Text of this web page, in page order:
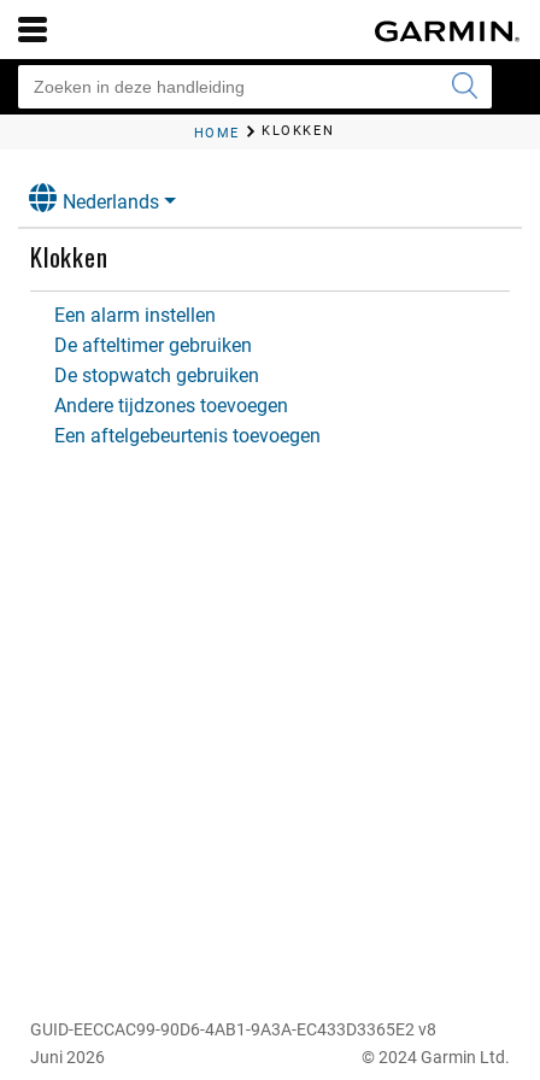
HOME KLOKKEN
Nederlands
Klokken
Een alarm instellen
De afteltimer gebruiken
De stopwatch gebruiken
Andere tijdzones toevoegen
Een aftelgebeurtenis toevoegen
GUID-EECCAC99-90D6-4AB1-9A3A-EC433D3365E2 v8
Juni 2026
© 2024 Garmin Ltd.